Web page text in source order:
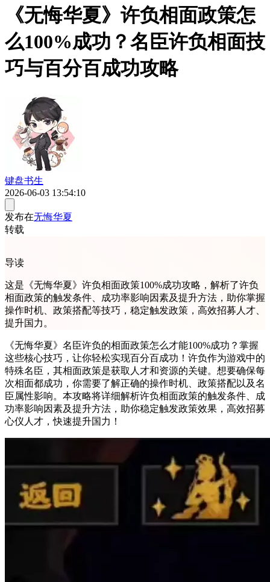
《无悔华夏》许负相面政策怎
么100%成功？名臣许负相面技
巧与百分百成功攻略
键盘书生
2026-06-03 13:54:10
发布在无悔华夏
转载
导读
这是《无悔华夏》许负相面政策100%成功攻略，解析了许负
相面政策的触发条件、成功率影响因素及提升方法，助你掌握
操作时机、政策搭配等技巧，稳定触发政策，高效招募人才、
提升国力。
《无悔华夏》名臣许负的相面政策怎么才能100%成功？掌握
这些核心技巧，让你轻松实现百分百成功！许负作为游戏中的
特殊名臣，其相面政策是获取人才和资源的关键。想要确保每
次相面都成功，你需要了解正确的操作时机、政策搭配以及名
臣属性影响。本攻略将详细解析许负相面政策的触发条件、成
功率影响因素及提升方法，助你稳定触发政策效果，高效招募
心仪人才，快速提升国力！